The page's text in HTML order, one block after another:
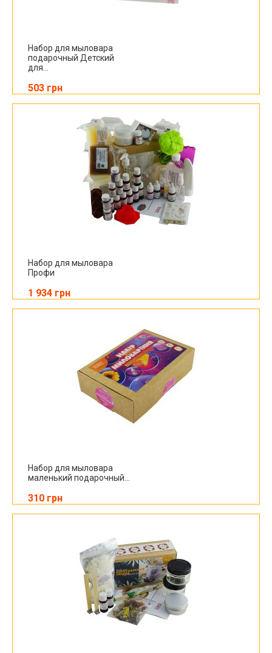
Набор для мыловара
подарочный Детский
для...
503 грн
Набор для мыловара
Профи
1 934 грн
Набор для мыловара
маленький подарочный...
310 грн